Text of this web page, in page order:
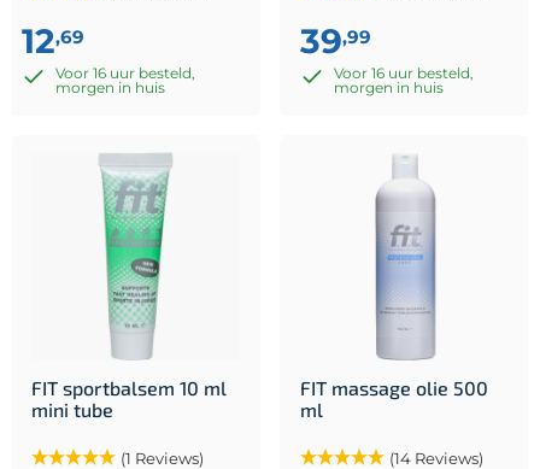
12,69
Voor 16 uur besteld,
morgen in huis
39,99
Voor 16 uur besteld,
morgen in huis
FIT sportbalsem 10 ml
mini tube
(1 Reviews)
FIT massage olie 500
ml
(14 Reviews)